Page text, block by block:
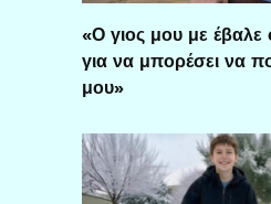
«Ο γιος μου με έβαλε
για να μπορέσει να
μου»